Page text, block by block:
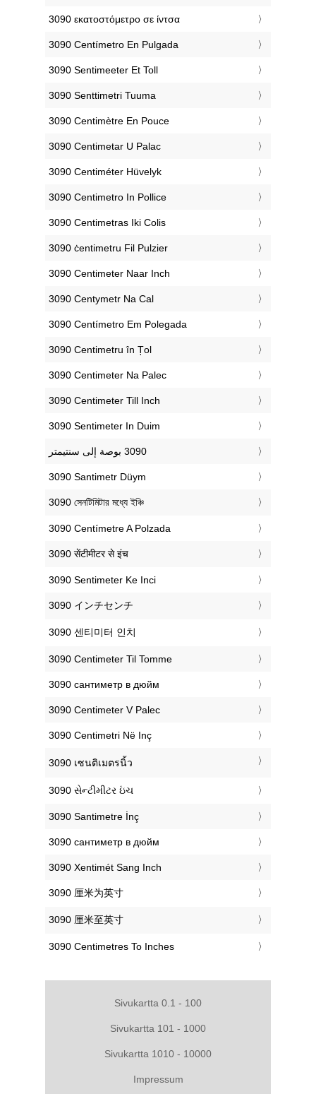
‎3090 εκατοστόμετρο σε ίντσα
‎3090 Centímetro En Pulgada
‎3090 Sentimeeter Et Toll
‎3090 Senttimetri Tuuma
‎3090 Centimètre En Pouce
‎3090 Centimetar U Palac
‎3090 Centiméter Hüvelyk
‎3090 Centimetro In Pollice
‎3090 Centimetras Iki Colis
‎3090 ċentimetru Fil Pulzier
‎3090 Centimeter Naar Inch
‎3090 Centymetr Na Cal
‎3090 Centímetro Em Polegada
‎3090 Centimetru în Țol
‎3090 Centimeter Na Palec
‎3090 Centimeter Till Inch
‎3090 Sentimeter In Duim
‎3090 Santimetr Düym
‎3090 সেনটিমিটার মধ্যে ইঞ্চি
‎3090 Centímetre A Polzada
‎3090 सेंटीमीटर से इंच
‎3090 Sentimeter Ke Inci
‎3090 インチセンチ
‎3090 센티미터 인치
‎3090 Centimeter Til Tomme
‎3090 сантиметр в дюйм
‎3090 Centimeter V Palec
‎3090 Centimetri Në Inç
‎3090 เซนติเมตรนิ้ว
‎3090 સેન્ટીમીટર ઇંચ
‎3090 Santimetre İnç
‎3090 сантиметр в дюйм
‎3090 Xentimét Sang Inch
‎3090 厘米为英寸
‎3090 厘米至英寸
‎3090 Centimetres To Inches
Sivukartta 0.1 - 100
Sivukartta 101 - 1000
Sivukartta 1010 - 10000
Impressum